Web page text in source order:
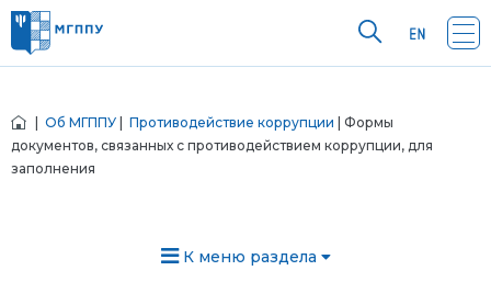
Об МГППУ Противодействие коррупции | Формы
документов, связанных с противодействием коррупции, для
заполнения
К меню раздела